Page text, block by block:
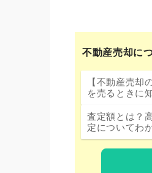
不動産売却に
【不動産売却
を売るときに
査定額とは？
定についてわ